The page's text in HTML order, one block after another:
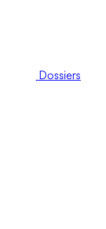
Dossiers